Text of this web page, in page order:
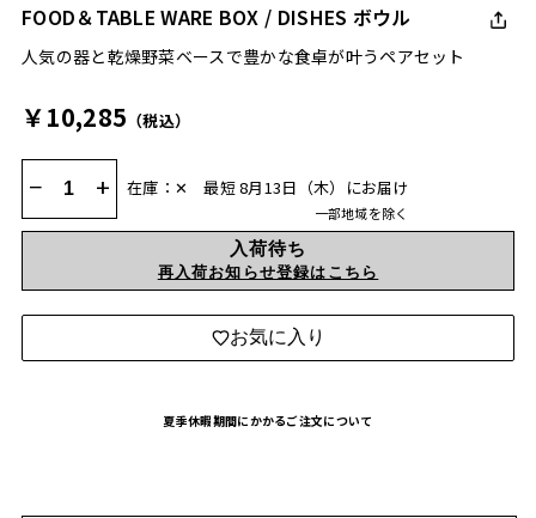
FOOD＆TABLE WARE BOX / DISHES ボウル
人気の器と乾燥野菜ベースで豊かな食卓が叶うペアセット
￥10,285 （税込）
− + 在庫：✕ 最短 8月13日（木）にお届け
一部地域を除く
入荷待ち
再入荷お知らせ登録はこちら
お気に入り
夏季休暇期間にかかるご注文について